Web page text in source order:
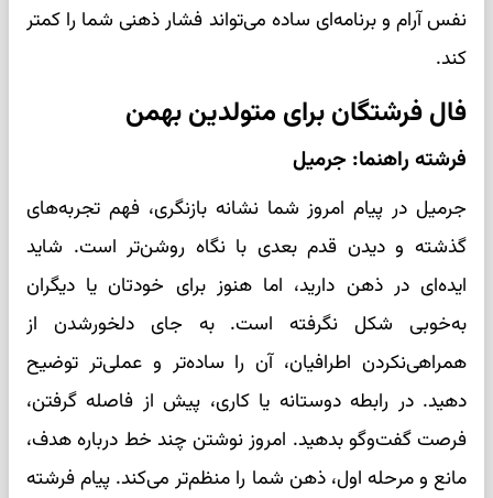
نفس آرام و برنامه‌ای ساده می‌تواند فشار ذهنی شما را کمتر
کند.
فال فرشتگان برای متولدین بهمن
فرشته راهنما: جرمیل
جرمیل در پیام امروز شما نشانه بازنگری، فهم تجربه‌های
گذشته و دیدن قدم بعدی با نگاه روشن‌تر است. شاید
ایده‌ای در ذهن دارید، اما هنوز برای خودتان یا دیگران
به‌خوبی شکل نگرفته است. به جای دلخورشدن از
همراهی‌نکردن اطرافیان، آن را ساده‌تر و عملی‌تر توضیح
دهید. در رابطه دوستانه یا کاری، پیش از فاصله گرفتن،
فرصت گفت‌وگو بدهید. امروز نوشتن چند خط درباره هدف،
مانع و مرحله اول، ذهن شما را منظم‌تر می‌کند. پیام فرشته